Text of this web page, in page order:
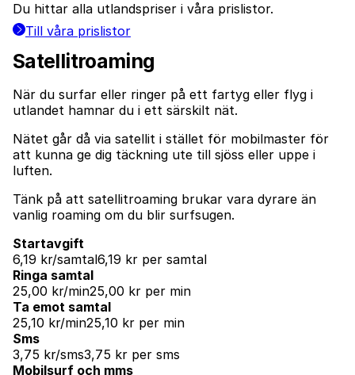
Du hittar alla utlandspriser i våra prislistor.
Till våra prislistor
Satellitroaming
När du surfar eller ringer på ett fartyg eller flyg i
utlandet hamnar du i ett särskilt nät.
Nätet går då via satellit i stället för mobilmaster för
att kunna ge dig täckning ute till sjöss eller uppe i
luften.
Tänk på att satellitroaming brukar vara dyrare än
vanlig roaming om du blir surfsugen.
Startavgift
6,19 kr/samtal6,19 kr per samtal
Ringa samtal
25,00 kr/min25,00 kr per min
Ta emot samtal
25,10 kr/min25,10 kr per min
Sms
3,75 kr/sms3,75 kr per sms
Mobilsurf och mms